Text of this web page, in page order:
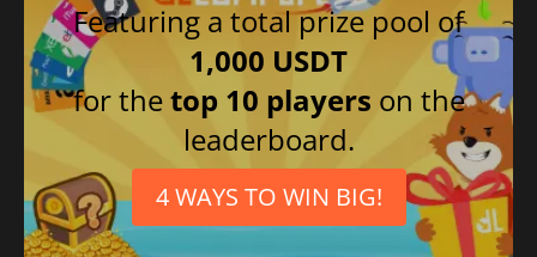
Featuring a total prize pool of
1,000 USDT
for thetop 10 players on the
leaderboard.
4 WAYS TO WIN BIG!